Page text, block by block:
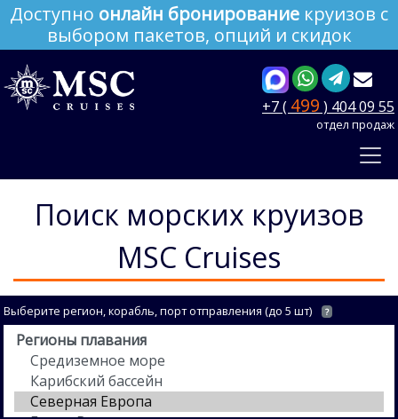
Доступно онлайн бронирование круизов с
выбором пакетов, опций и скидок
+7 ( 499 ) 404 09 55
отдел продаж
Поиск морских круизов
MSC Cruises
Выберите регион, корабль, порт отправления (до 5 шт) ?